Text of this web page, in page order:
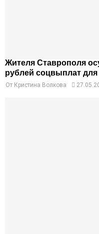
Жителя Ставрополя
рублей соцвыплат
От Кристина Волкова